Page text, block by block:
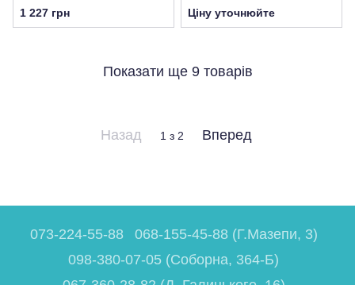
1 227 грн Ціну уточнюйте
Показати ще 9 товарів
Назад 1 з 2 Вперед
073-224-55-88
068-155-45-88 (Г.Мазепи, 3)
098-380-07-05 (Соборна, 364-Б)